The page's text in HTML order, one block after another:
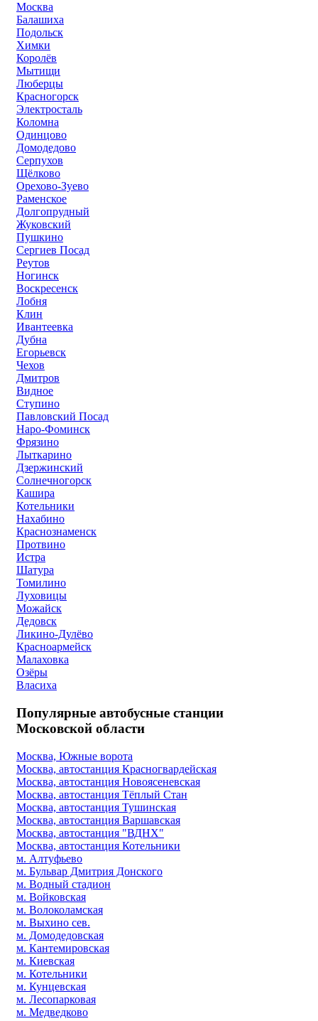
Москва
Балашиха
Подольск
Химки
Королёв
Мытищи
Люберцы
Красногорск
Электросталь
Коломна
Одинцово
Домодедово
Серпухов
Щёлково
Орехово-Зуево
Раменское
Долгопрудный
Жуковский
Пушкино
Сергиев Посад
Реутов
Ногинск
Воскресенск
Лобня
Клин
Ивантеевка
Дубна
Егорьевск
Чехов
Дмитров
Видное
Ступино
Павловский Посад
Наро-Фоминск
Фрязино
Лыткарино
Дзержинский
Солнечногорск
Кашира
Котельники
Нахабино
Краснознаменск
Протвино
Истра
Шатура
Томилино
Луховицы
Можайск
Дедовск
Ликино-Дулёво
Красноармейск
Малаховка
Озёры
Власиха
Популярные автобусные станции
Московской области
Москва, Южные ворота
Москва, автостанция Красногвардейская
Москва, автостанция Новоясеневская
Москва, автостанция Тёплый Стан
Москва, автостанция Тушинская
Москва, автостанция Варшавская
Москва, автостанция "ВДНХ"
Москва, автостанция Котельники
м. Алтуфьево
м. Бульвар Дмитрия Донского
м. Водный стадион
м. Войковская
м. Волоколамская
м. Выхино сев.
м. Домодедовская
м. Кантемировская
м. Киевская
м. Котельники
м. Кунцевская
м. Лесопарковая
м. Медведково